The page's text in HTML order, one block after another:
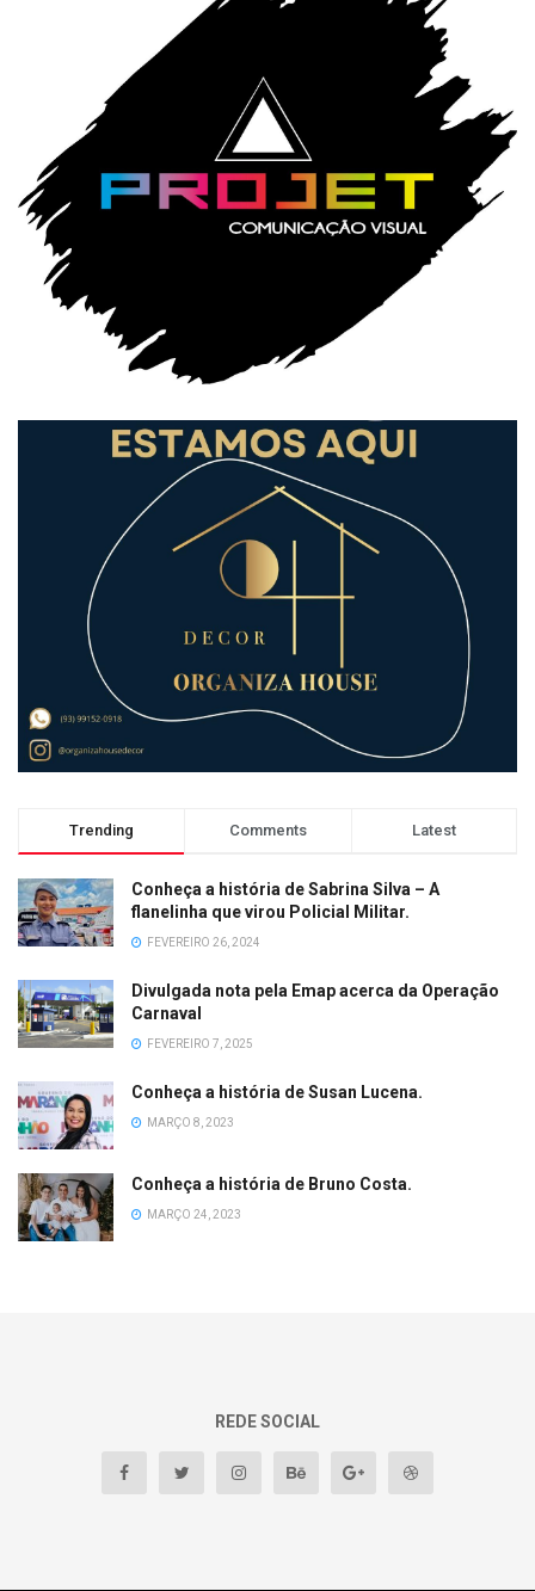
Trending Comments Latest
Conheça a história de Sabrina Silva – A
flanelinha que virou Policial Militar.
FEVEREIRO 26, 2024
Divulgada nota pela Emap acerca da Operação
Carnaval
FEVEREIRO 7, 2025
Conheça a história de Susan Lucena.
MARÇO 8, 2023
Conheça a história de Bruno Costa.
MARÇO 24, 2023
REDE SOCIAL